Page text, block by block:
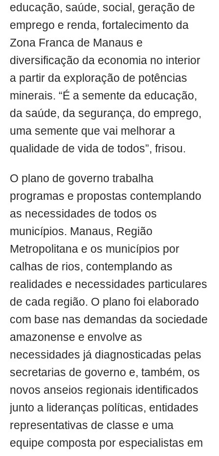
educação, saúde, social, geração de
emprego e renda, fortalecimento da
Zona Franca de Manaus e
diversificação da economia no interior
a partir da exploração de potências
minerais. “É a semente da educação,
da saúde, da segurança, do emprego,
uma semente que vai melhorar a
qualidade de vida de todos”, frisou.
O plano de governo trabalha
programas e propostas contemplando
as necessidades de todos os
municípios. Manaus, Região
Metropolitana e os municípios por
calhas de rios, contemplando as
realidades e necessidades particulares
de cada região. O plano foi elaborado
com base nas demandas da sociedade
amazonense e envolve as
necessidades já diagnosticadas pelas
secretarias de governo e, também, os
novos anseios regionais identificados
junto a lideranças políticas, entidades
representativas de classe e uma
equipe composta por especialistas em